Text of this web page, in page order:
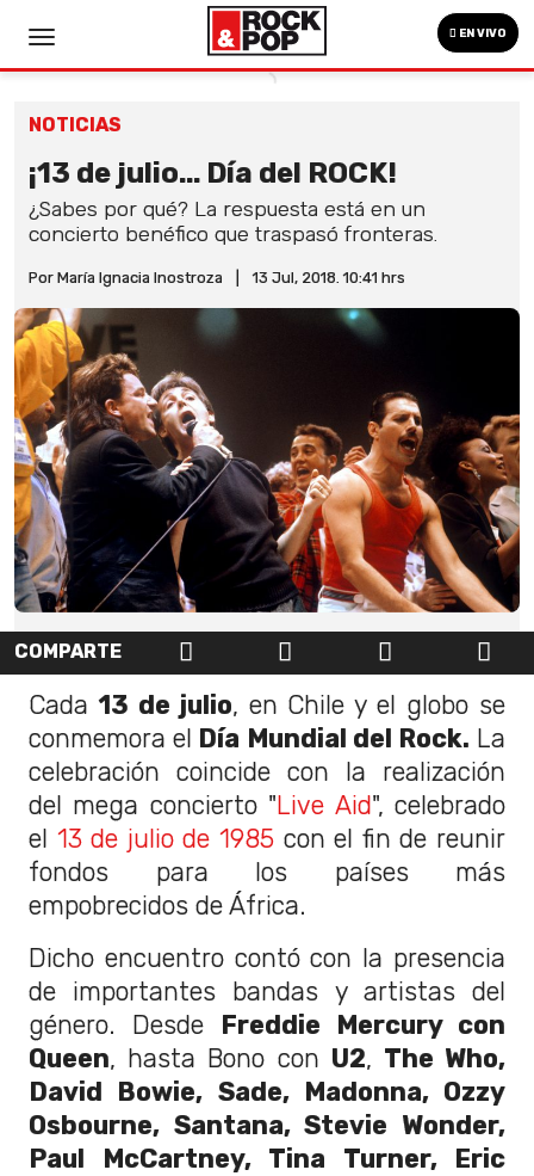
EN VIVO
NOTICIAS
¡13 de julio... Día del ROCK!
¿Sabes por qué? La respuesta está en un
concierto benéfico que traspasó fronteras.
Por María Ignacia Inostroza 13 Jul, 2018. 10:41 hrs
COMPARTE
Cada13 de julio, en Chile y el globo se
conmemora el Día Mundial del Rock. La
celebración coincide con la realización
del mega concierto "Live Aid", celebrado
el 13 de julio de 1985 con el fin de reunir
fondos para los países más
empobrecidos de África.
Dicho encuentro contó con la presencia
de importantes bandas y artistas del
género. Desde Freddie Mercury con
Queen, hasta Bono con U2, The Who,
David Bowie, Sade, Madonna, Ozzy
Osbourne, Santana, Stevie Wonder,
Paul McCartney, Tina Turner, Eric